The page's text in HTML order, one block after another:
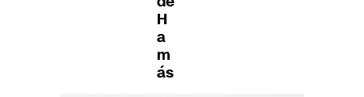
H
a
m
ás